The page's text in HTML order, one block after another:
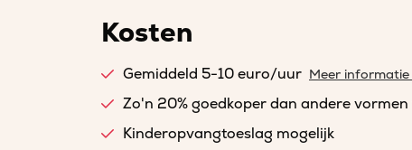
Kosten
Gemiddeld 5-10 euro/uur Meer
Zo'n 20% goedkoper dan andere
Kinderopvangtoeslag mogelijk